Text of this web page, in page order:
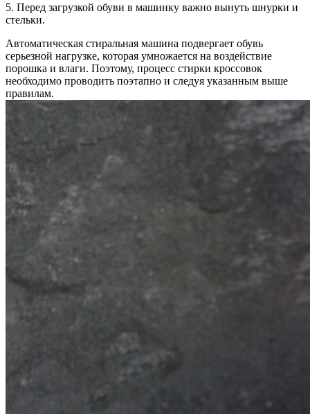
5. Перед загрузкой обуви в машинку важно вынуть шнурки и
стельки.
Автоматическая стиральная машина подвергает обувь
серьезной нагрузке, которая умножается на воздействие
порошка и влаги. Поэтому, процесс стирки кроссовок
необходимо проводить поэтапно и следуя указанным выше
правилам.